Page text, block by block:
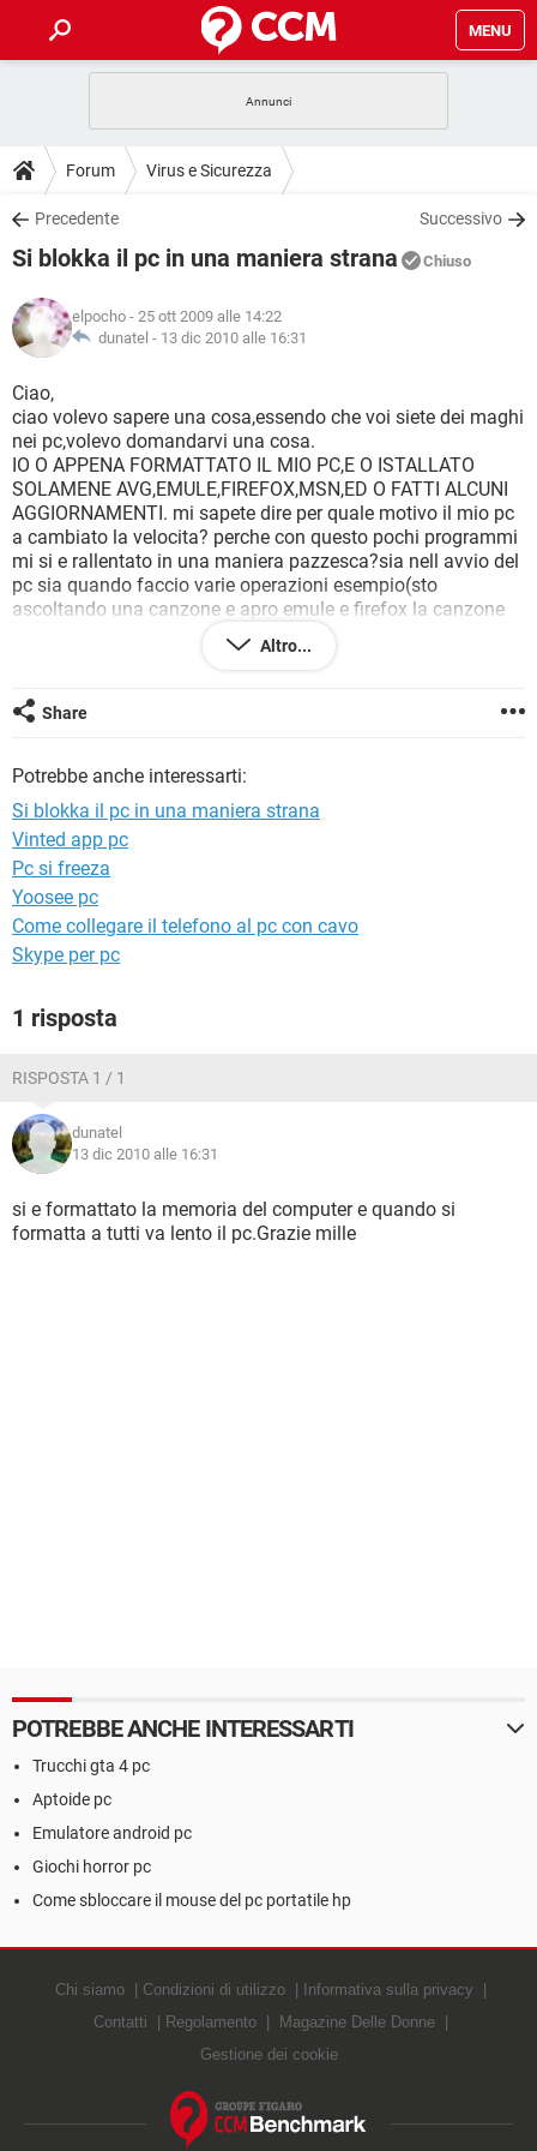
MENU
INTRATTENIMENTO ANDROID
iOS
INSTAGRAM WHATSAPP
TIKTOK
HARDWARE
GUIDE
COVID-19
INSTAGRAM
TIKTOK
HARDWARE
DOWNLOAD
COVID-19 GAMING
INTRATTENIMENTO
iOS WINDOWS 10
INSTAGRAM
TIKTOK FACEBOOK
HARDWARE
COVID-19
INTRATTENIMENTO
iOS
INSTAGRAM WHATSAPP
TIKTOK FACEBOOK
HARDWARE
GLOSSARIO
COVID-19
INTRATTENIMENTO ANDROID
iOS WINDOWS 10
INSTAGRAM WHATSAPP
TIKTOK FACEBOOK
HARDWARE
Forum Virus e Sicurezza
Precedente Successivo
Si blokka il pc in una maniera strana Chiuso
elpocho - 25 ott 2009 alle 14:22
dunatel - 13 dic 2010 alle 16:31
Ciao,
ciao volevo sapere una cosa,essendo che voi siete dei maghi
nei pc,volevo domandarvi una cosa.
IO O APPENA FORMATTATO IL MIO PC,E O ISTALLATO
SOLAMENE AVG,EMULE,FIREFOX,MSN,ED O FATTI ALCUNI
AGGIORNAMENTI. mi sapete dire per quale motivo il mio pc
a cambiato la velocita? perche con questo pochi programmi
mi si e rallentato in una maniera pazzesca?sia nell avvio del
pc sia quando faccio varie operazioni esempio(sto
ascoltando una canzone e apro emule e firefox la canzone
mi si blokka viene eseguita a tratti la freccetta del mouse si
si sposta a tratti e si nota quindi che si blokka) SE MI
PRIMA VOLTA CHE ACCADE.GRAZIE
per la risposta al mio problema inviatemi un e-mail
(lavezzi_elpocho@live.it)
Altro...
Share
Potrebbe anche interessarti:
Si blokka il pc in una maniera strana
Vinted app pc
Pc si freeza
Yoosee pc
Come collegare il telefono al pc con cavo
Skype per pc
1 risposta
RISPOSTA 1 / 1
dunatel
13 dic 2010 alle 16:31
si e formattato la memoria del computer e quando si
formatta a tutti va lento il pc.Grazie mille
POTREBBE ANCHE INTERESSARTI
Trucchi gta 4 pc
Aptoide pc
Emulatore android pc
Giochi horror pc
Come sbloccare il mouse del pc portatile hp
Chi siamo Condizioni di utilizzo
Informativa sulla privacy
Contatti
Regolamento
Magazine Delle Donne
Gestione dei cookie